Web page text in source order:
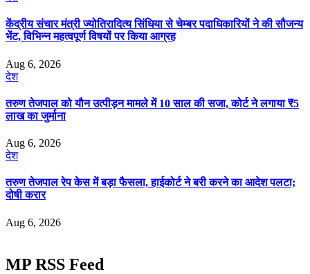
केंद्रीय संचार मंत्री ज्योतिरादित्य सिंधिया से चेम्बर पदाधिकारियों ने की सौजन्य
भेंट, विभिन्न महत्वपूर्ण विषयों पर किया आग्रह
Aug 6, 2026
देश
तरुण तेजपाल को यौन उत्पीड़न मामले में 10 साल की सजा, कोर्ट ने लगाया ₹5
लाख का जुर्माना
Aug 6, 2026
देश
तरुण तेजपाल रेप केस में बड़ा फैसला, हाईकोर्ट ने बरी करने का आदेश पलटा;
दोषी करार
Aug 6, 2026
MP RSS Feed